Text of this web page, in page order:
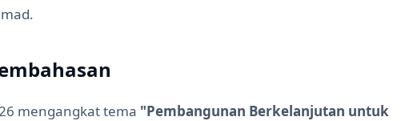
mengangkat tema "Pembangunan Berkelanjutan untuk